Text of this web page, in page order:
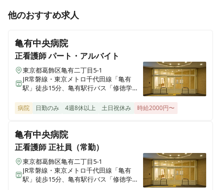
正看護師 正社員（常勤）
外来・手術室・内視鏡室兼務／【有給消化率100%★産
明るく活気溢れる急性期病院です♪
正看護師 パート・アルバイト
《非常勤週3日〜》急性期病棟【有給消化率100%★産
休・育休後の復職率100％★残業ほぼなし】スタッフが
明るく活気溢れる急性期病院です♪
准看護師 正社員（常勤）
透析室看護師募集！【17時まで勤務★有給消化率
100%★残業ほぼなし】スタッフが明るく活気溢れる急
性期病院です♪
他のおすすめ求人
亀有中央病院
正看護師パート・アルバイト
東京都葛飾区亀有二丁目5-1
JR常磐線・東京メトロ千代田線「亀有
駅」徒歩15分、亀有駅行バス「修徳学園
病院 日勤のみ 4週8休以上 土日祝休み 時給2000円〜
亀有中央病院
正看護師正社員（常勤）
東京都葛飾区亀有二丁目5-1
JR常磐線・東京メトロ千代田線「亀有
駅」徒歩15分、亀有駅行バス「修徳学園